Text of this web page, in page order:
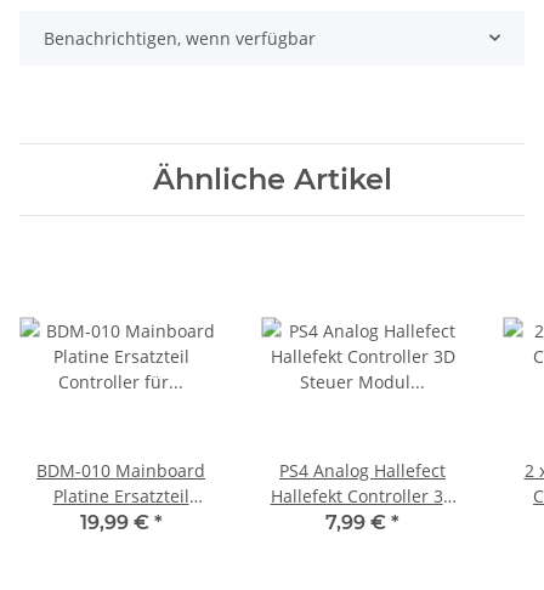
Benachrichtigen, wenn verfügbar
Ähnliche Artikel
BDM-010 Mainboard
Platine Ersatzteil
Controller für Ps5
19,99 € *
PS4 Analog Hallefect
Hallefekt Controller 3D
Steuer Modul
7,99 € *
2